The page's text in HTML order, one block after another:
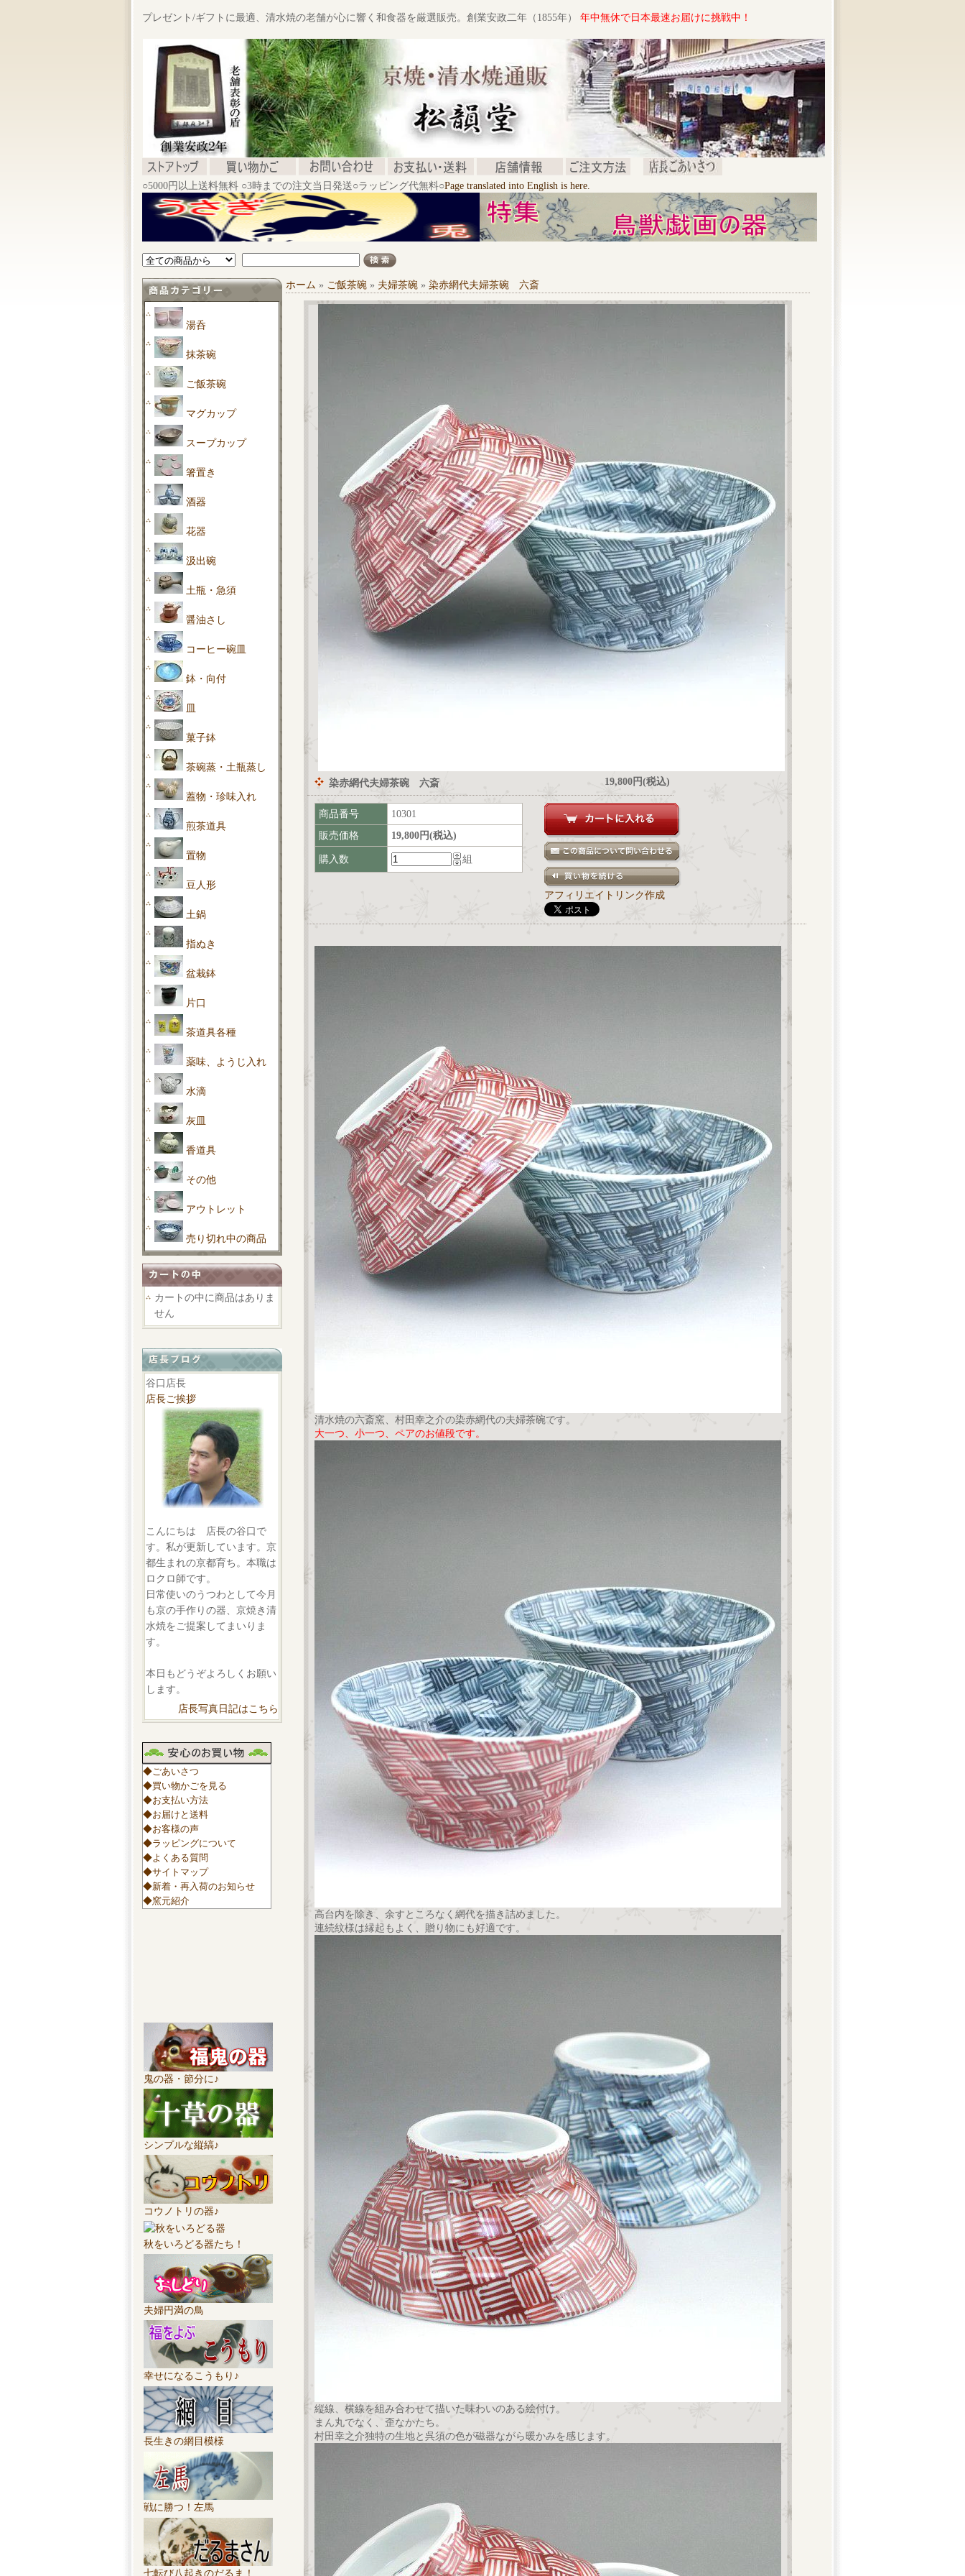
プレゼント/ギフトに最適、清水焼の老舗が心に響く和食器を厳選販売。創業安政二年（1855年） 年中無休で日本最速お届けに挑戦中！
○5000円以上送料無料 ○3時までの注文当日発送○ラッピング代無料○Page translated into English is here.
湯呑
抹茶碗
ご飯茶碗
マグカップ
スープカップ
箸置き
酒器
花器
汲出碗
土瓶・急須
醤油さし
コーヒー碗皿
鉢・向付
菓子鉢
茶碗蒸・土瓶蒸し
蓋物・珍味入れ
煎茶道具
置物
豆人形
土鍋
指ぬき
盆栽鉢
片口
茶道具各種
薬味、ようじ入れ
水滴
灰皿
香道具
その他
アウトレット
売り切れ中の商品
カートの中に商品はありま
せん
谷口店長
店長ご挨拶
こんにちは 店長の谷口で
す。私が更新しています。京
都生まれの京都育ち。本職は
ロクロ師です。
日常使いのうつわとして今月
も京の手作りの器、京焼き清
水焼をご提案してまいりま
す。
本日もどうぞよろしくお願い
します。
店長写真日記はこちら
◆ごあいさつ
◆買い物かごを見る
◆お支払い方法
◆お届けと送料
◆お客様の声
◆ラッピングについて
◆よくある質問
◆サイトマップ
◆新着・再入荷のお知らせ
◆窯元紹介
鬼の器・節分に♪
シンプルな縦縞♪
コウノトリの器♪
秋をいろどる器たち！
夫婦円満の鳥
幸せになるこうもり♪
長生きの網目模様
戦に勝つ！左馬
七転び八起きのだるま！
ホーム » ご飯茶碗 » 夫婦茶碗 » 染赤網代夫婦茶碗 六斎
染赤網代夫婦茶碗 六斎 19,800円(税込)
商品番号
10301
販売価格
19,800円(税込)
購入数 組
アフィリエイトリンク作成
清水焼の六斎窯、村田幸之介の染赤網代の夫婦茶碗です。
大一つ、小一つ、ペアのお値段です。
高台内を除き、余すところなく網代を描き詰めました。
連続紋様は縁起もよく、贈り物にも好適です。
縦線、横線を組み合わせて描いた味わいのある絵付け。
まん丸でなく、歪なかたち。
村田幸之介独特の生地と呉須の色が磁器ながら暖かみを感じます。